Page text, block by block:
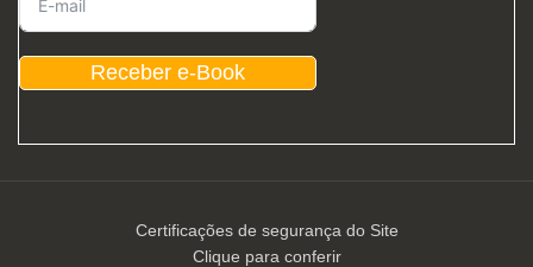
Receber e-Book
Certificações de segurança do Site
Clique para conferir